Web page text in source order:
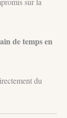
de temps en
du